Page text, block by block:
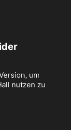
um
nutzen zu